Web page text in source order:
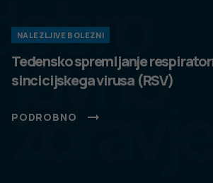
javno
zdravje
NALEZLJIVE BOLEZNI
Tedensko spremljanje
sincicijskega virusa (RSV)
PODROBNO